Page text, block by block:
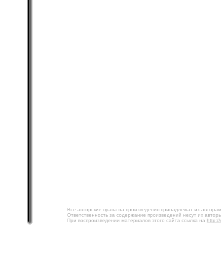
Все авторские права на произведения принадлежат их
Ответственность за содержание произведений несут их
При воспроизведении материалов этого сайта ссылка на http://